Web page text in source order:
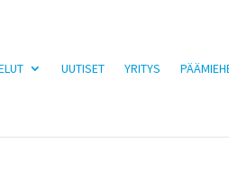
UUTISET YRITYS